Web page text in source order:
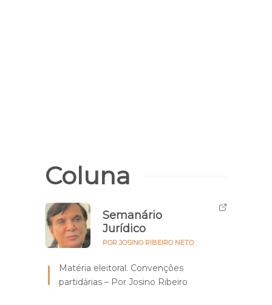
Coluna
Semanário
Jurídico
POR JOSINO RIBEIRO NETO
Matéria eleitoral. Convenções
partidárias – Por Josino Ribeiro